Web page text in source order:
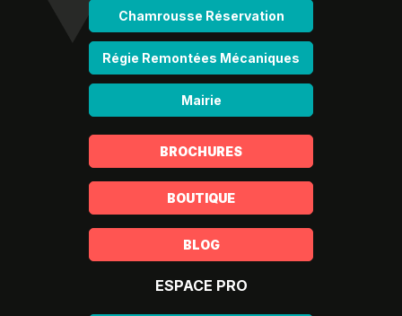
Chamrousse Réservation
Régie Remontées Mécaniques
Mairie
BROCHURES
BOUTIQUE
BLOG
ESPACE PRO